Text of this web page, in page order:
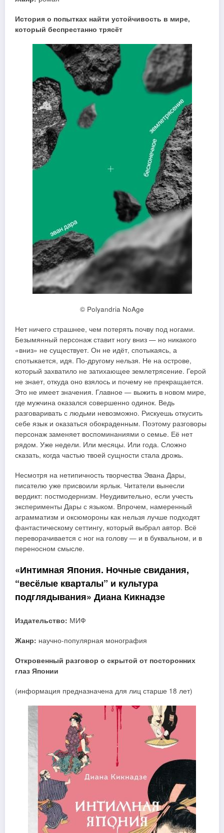
История о попытках найти устойчивость в мире,
который беспрестанно трясёт
© Polyandria NoAge
Нет ничего страшнее, чем потерять почву под ногами.
Безымянный персонаж ставит ногу вниз — но никакого
«вниз» не существует. Он не идёт, спотыкаясь, а
спотыкается, идя. По-другому нельзя. Не на острове,
который захватило не затихающее землетрясение. Герой
не знает, откуда оно взялось и почему не прекращается.
Это не имеет значения. Главное — выжить в новом мире,
где мужчина оказался совершенно одинок. Ведь
разговаривать с людьми невозможно. Рискуешь откусить
себе язык и оказаться обокраденным. Поэтому разговоры
персонаж заменяет воспоминаниями о семье. Её нет
рядом. Уже недели. Или месяцы. Или года. Сложно
сказать, когда частью твоей сущности стала дрожь.
Несмотря на нетипичность творчества Эвана Дары,
писателю уже присвоили ярлык. Читатели вынесли
вердикт: постмодернизм. Неудивительно, если учесть
эксперименты Дары с языком. Впрочем, намеренный
аграмматизм и оксюмороны как нельзя лучше подходят
фантастическому сеттингу, который выбрал автор. Всё
переворачивается с ног на голову — и в буквальном, и в
переносном смысле.
«Интимная Япония. Ночные свидания,
“весёлые кварталы” и культура
подглядывания» Диана Кикнадзе
Издательство: МИФ
Жанр: научно-популярная монография
Откровенный разговор о скрытой от посторонних
глаз Японии
(информация предназначена для лиц старше 18 лет)